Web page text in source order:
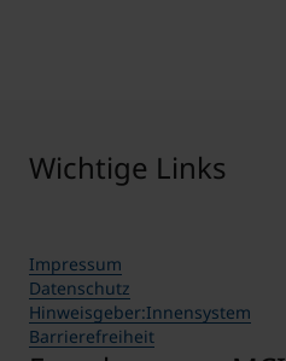
Wichtige Links
Impressum
Datenschutz
Hinweisgeber:Innensystem
Barrierefreiheit